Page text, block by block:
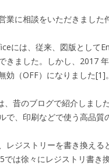
業に相談をいただきました
には、従来、図版として
きました。しかし、2017
効（OFF）になりました[1]。
、昔のブログで紹介しま
で、印刷などで使う高品質
レジストリーを書き換え
では徐々にレジストリ書き